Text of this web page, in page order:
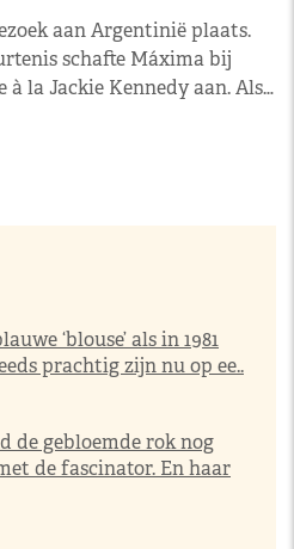
aan Argentinië plaats.
schafte Máxima bij
à la Jackie Kennedy aan. Als…
‘blouse’ als in 1981
prachtig zijn nu op ee..
de gebloemde rok nog
de fascinator. En haar